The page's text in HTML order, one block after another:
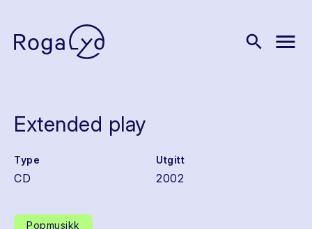
search menu
Extended play
Type
CD
Utgitt
2002
Popmusikk